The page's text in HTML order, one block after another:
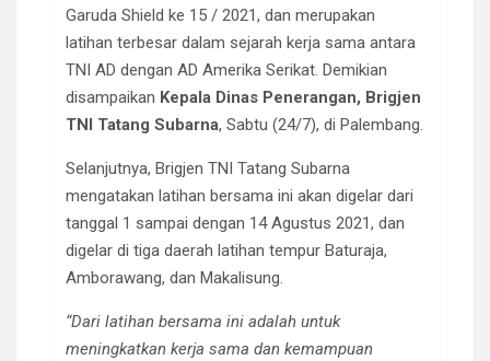
Garuda Shield ke 15 / 2021, dan merupakan
latihan terbesar dalam sejarah kerja sama antara
TNI AD dengan AD Amerika Serikat. Demikian
disampaikan Kepala Dinas Penerangan, Brigjen
TNI Tatang Subarna, Sabtu (24/7), di Palembang.
Selanjutnya, Brigjen TNI Tatang Subarna
mengatakan latihan bersama ini akan digelar dari
tanggal 1 sampai dengan 14 Agustus 2021, dan
digelar di tiga daerah latihan tempur Baturaja,
Amborawang, dan Makalisung.
“Dari latihan bersama ini adalah untuk
meningkatkan kerja sama dan kemampuan